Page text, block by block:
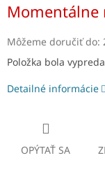
cena:
Môžeme doručiť do:
Položka bola
Detailné informácie
OPÝTAŤ SA